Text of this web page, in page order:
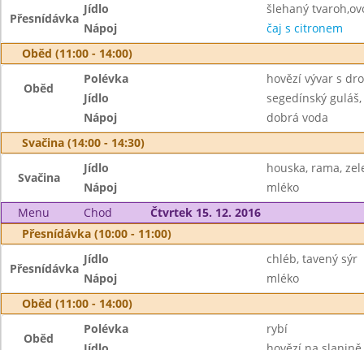
Přesnídávka
Jídlo
šlehaný
Nápoj
čaj s citronem
Oběd (11:00 - 14:00)
Oběd
Polévka
hovězí vývar s
Jídlo
segedínský
Nápoj
dobrá voda
Svačina (14:00 - 14:30)
Svačina
Jídlo
houska, rama,
Nápoj
mléko
Menu
Chod
Čtvrtek 15. 12. 2016
Přesnídávka (10:00 - 11:00)
Přesnídávka
Jídlo
chléb, tavený sýr
Nápoj
mléko
Oběd (11:00 - 14:00)
Oběd
Polévka
rybí